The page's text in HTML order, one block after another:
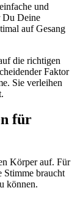
und
Du Deine
auf Gesang
die richtigen
Faktor
Sie verleihen
für
Körper auf. Für
Stimme braucht
können.